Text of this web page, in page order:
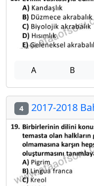
A B
4 2017-2018